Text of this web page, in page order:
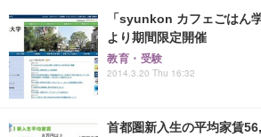
「syunkon カフェごはん
より期間限定開催
教育・受験
2014.3.20 Thu 16:32
首都圏新入生の平均家賃